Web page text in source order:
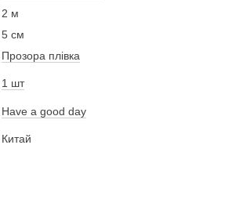
2 м
5 см
Прозора плівка
1 шт
Have a good day
Китай